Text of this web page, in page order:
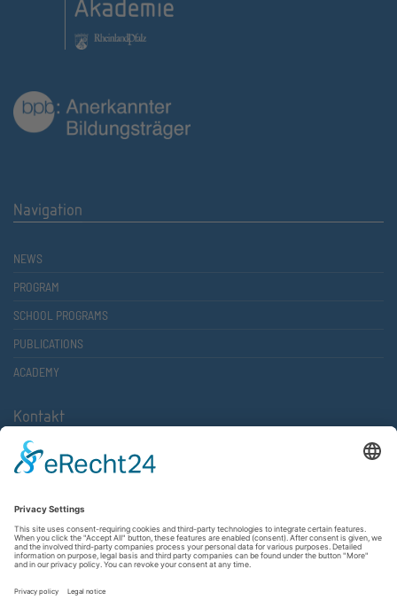
Navigation
NEWS
PROGRAM
SCHOOL PROGRAMS
PUBLICATIONS
ACADEMY
Kontakt
Atlantische Akademie Rheinland-Pfalz e.V.
67657 Kaiserslautern
FON 0631 36610-0
FAX 0631 36610-15